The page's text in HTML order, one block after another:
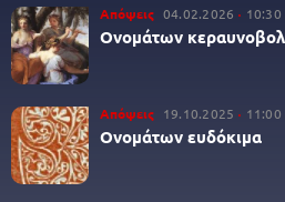
Απόψεις 04.02.2026 10:30
Ονομάτων
Απόψεις 19.10.2025 11:00
Ονομάτων ευδόκιμα